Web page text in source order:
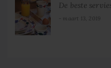
De beste
maart 13, 2019